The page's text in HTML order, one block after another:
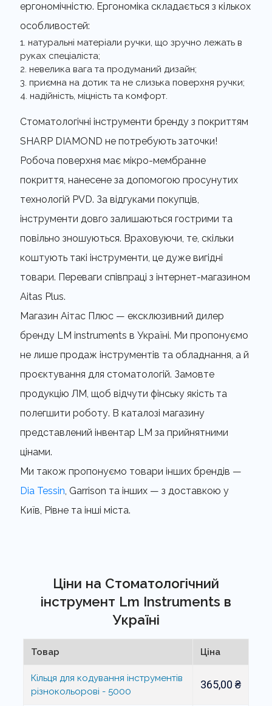
ергономічністю. Ергономіка складається з кількох
особливостей:
натуральні матеріали ручки, що зручно лежать в
руках спеціаліста;
невелика вага та продуманий дизайн;
приємна на дотик та не слизька поверхня ручки;
надійність, міцність та комфорт.
Стоматологічні інструменти бренду з покриттям
SHARP DIAMOND не потребують заточки!
Робоча поверхня має мікро-мембранне
покриття, нанесене за допомогою просунутих
технологій PVD. За відгуками покупців,
інструменти довго залишаються гострими та
повільно зношуються. Враховуючи, те, скільки
коштують такі інструменти, це дуже вигідні
товари. Переваги співпраці з інтернет-магазином
Aitas Plus.
Магазин Аітас Плюс — ексклюзивний дилер
бренду LM instruments в Україні. Ми пропонуємо
не лише продаж інструментів та обладнання, а й
проєктування для стоматологій. Замовте
продукцію ЛМ, щоб відчути фінську якість та
полегшити роботу. В каталозі магазину
представлений інвентар LM за прийнятними
цінами.
Ми також пропонуємо товари інших брендів —
Dia Tessin, Garrison та інших — з доставкою у
Київ, Рівне та інші міста.
Ціни на Стоматологічний
інструмент Lm Instruments в
Україні
Товар Ціна
Кільця для кодування інструментів
різнокольорові - 5000
365,00 ₴